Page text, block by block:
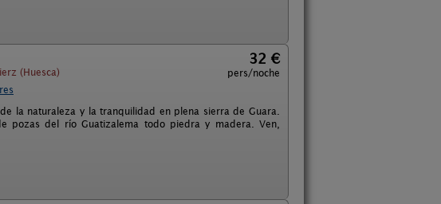
(Huesca)
32 €
pers/noche
la naturaleza y la tranquilidad en plena sierra de Guara.
pozas del río Guatizalema todo piedra y madera. Ven,